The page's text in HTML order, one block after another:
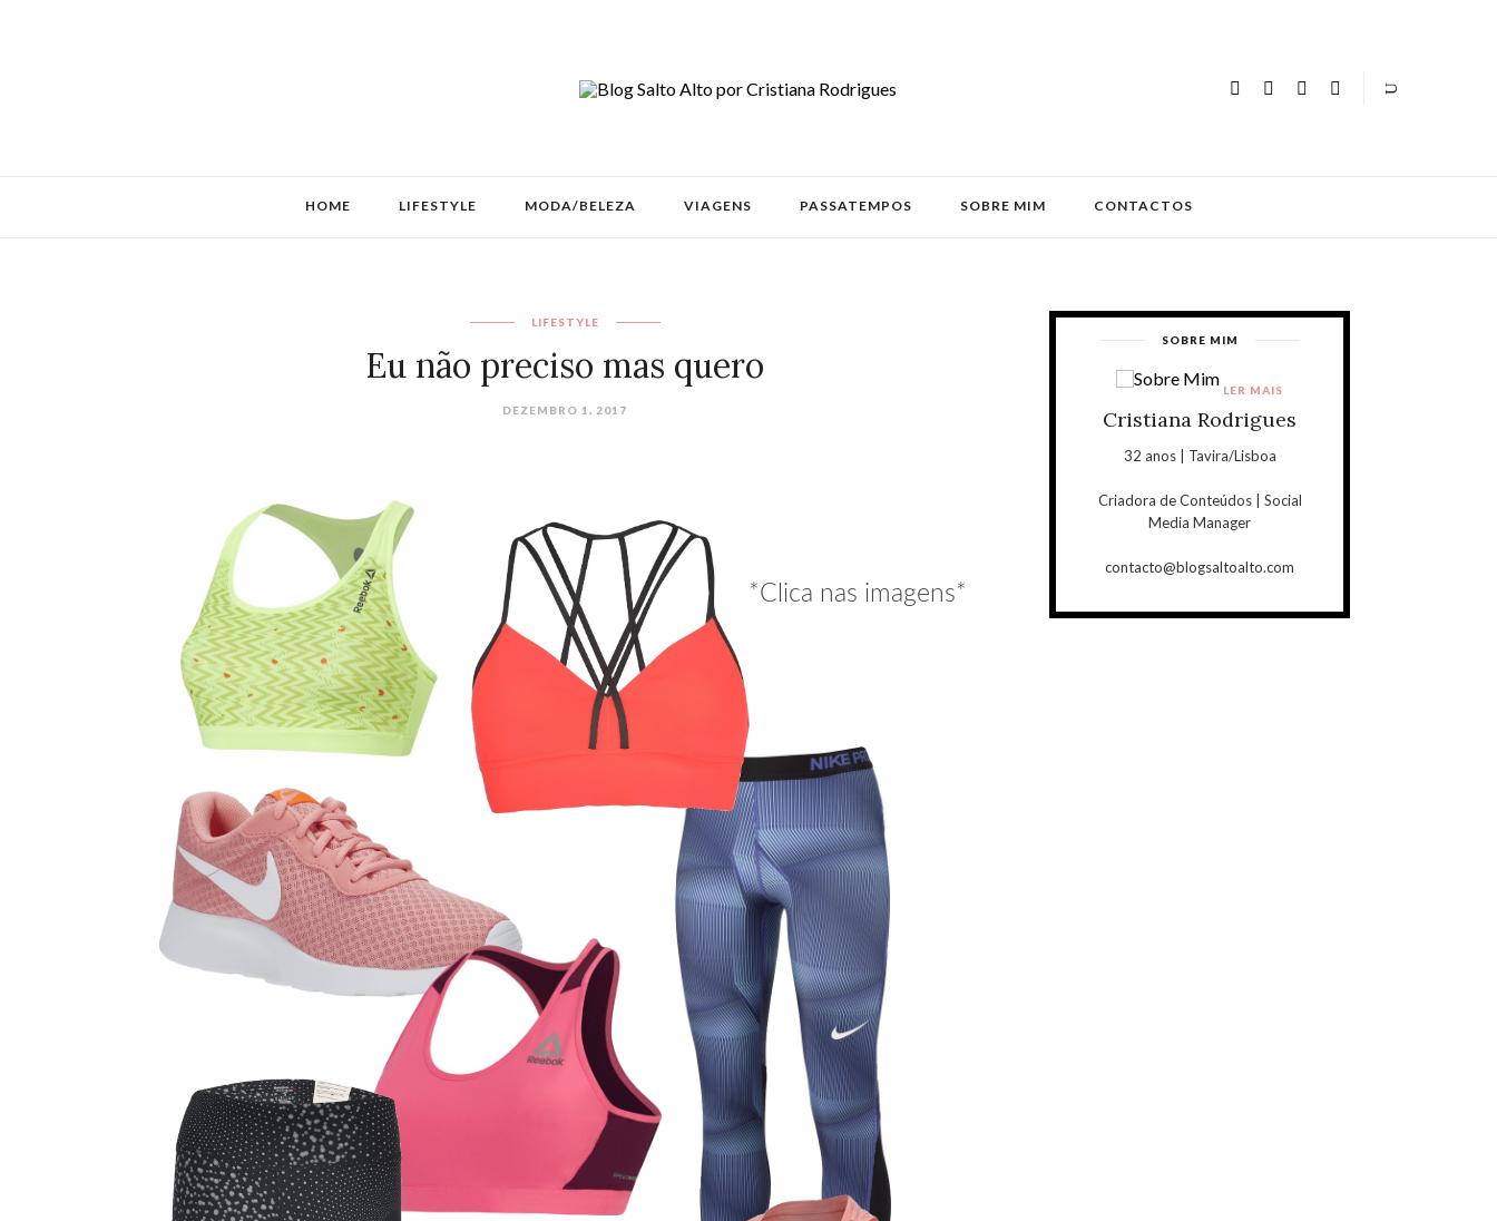
HOME LIFESTYLE MODA/BELEZA VIAGENS PASSATEMPOS SOBRE MIM CONTACTOS
LIFESTYLE
Eu não preciso mas quero
DEZEMBRO 1, 2017
SOBRE MIM
Cristiana Rodrigues
32 anos | Tavira/Lisboa
Criadora de Conteúdos | Social
Media Manager
contacto@blogsaltoalto.com
LER MAIS